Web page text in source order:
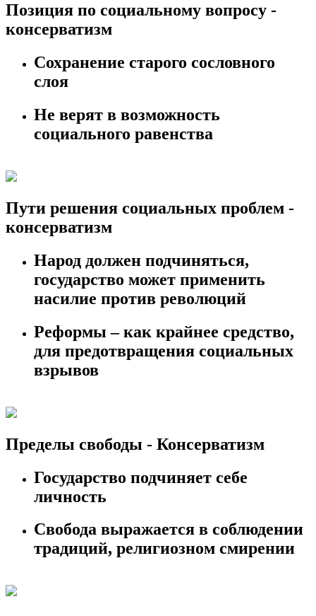
Позиция по социальному вопросу -
консерватизм
Сохранение старого сословного
слоя
Не верят в возможность
социального равенства
Пути решения социальных проблем -
консерватизм
Народ должен подчиняться,
государство может применить
насилие против революций
Реформы – как крайнее средство,
для предотвращения социальных
взрывов
Пределы свободы - Консерватизм
Государство подчиняет себе
личность
Свобода выражается в соблюдении
традиций, религиозном смирении